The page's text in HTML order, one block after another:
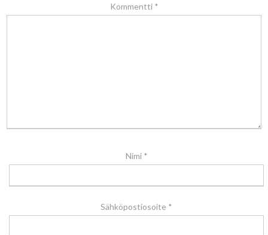
Kommentti *
Nimi *
Sähköpostiosoite *